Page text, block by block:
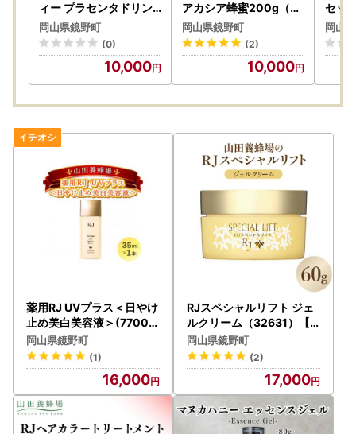
ィー プラセンタドリン
ク 500ml×1本（35265
）【006-a072】【山
田養蜂場】
岡山県鏡野町
(0)
10,000
アカシア蜂蜜200g（ビ
ン入り）×3個（64301
）【006-a069】【山
田養蜂場】
岡山県鏡野町
(2)
10,000
セッ
-
岡山
薬用RJ UVプラス＜日やけ
止め美白美容液＞(7700)
［006-a058］【山田養
蜂場】
岡山県鏡野町
(1)
16,000
RJスペシャルリフト ジェ
ルクリーム（32631）【0
06-a078】【山田養蜂場
】
岡山県鏡野町
(2)
17,000